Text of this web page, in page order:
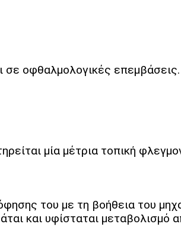
σε οφθαλμολογικές επεμβάσεις.
μία μέτρια τοπική
του με τη βοήθεια του
και υφίσταται μεταβολισμό